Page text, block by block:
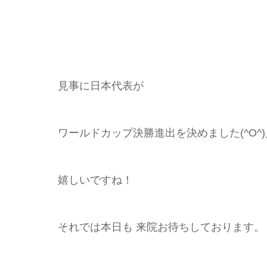
見事に日本代表が
ワールドカップ決勝進出を決めました
嬉しいですね！
それでは本日も 来院お待ちしております。